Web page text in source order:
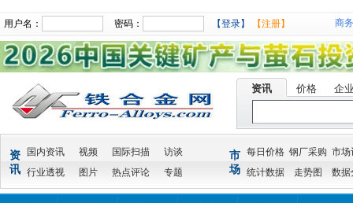
用户名： 密码： 【登录】 【注册】 商
资讯 价格 企
资
讯
国内资讯 视频 国际扫描
访谈
行业透视
图片 热点评论 专题
市
场
每日价格 钢厂采购 市场
统计数据
走势图 数据